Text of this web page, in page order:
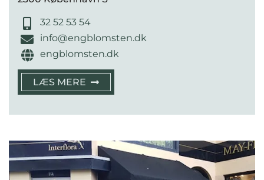
32 52 53 54
info@engblomsten.dk
engblomsten.dk
LÆS MERE